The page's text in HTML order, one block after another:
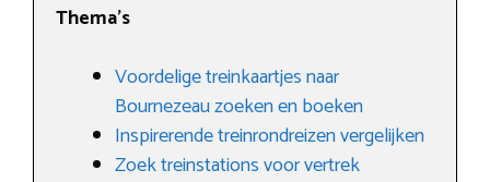
Thema’s
Voordelige treinkaartjes naar
Bournezeau zoeken en boeken
Inspirerende treinrondreizen vergelijken
Zoek treinstations voor vertrek